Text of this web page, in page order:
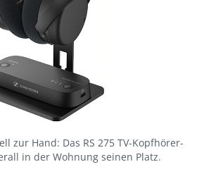
zur Hand: Das RS 275 TV-Kopfhörer-
in der Wohnung seinen Platz.